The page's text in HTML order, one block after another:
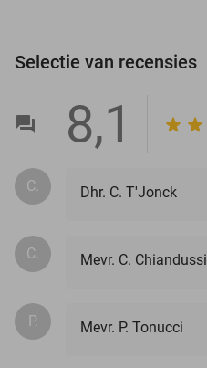
Selectie van recensies
8,1
C. Dhr. C. T'Jonck
C. Mevr. C. Chiandussi
P. Mevr. P. Tonucci